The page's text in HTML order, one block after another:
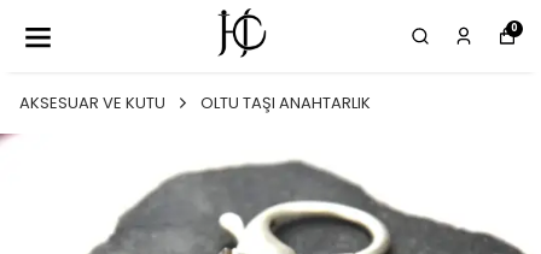
0
AKSESUAR VE KUTU OLTU TAŞI ANAHTARLIK